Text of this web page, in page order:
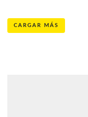
CARGAR MÁS